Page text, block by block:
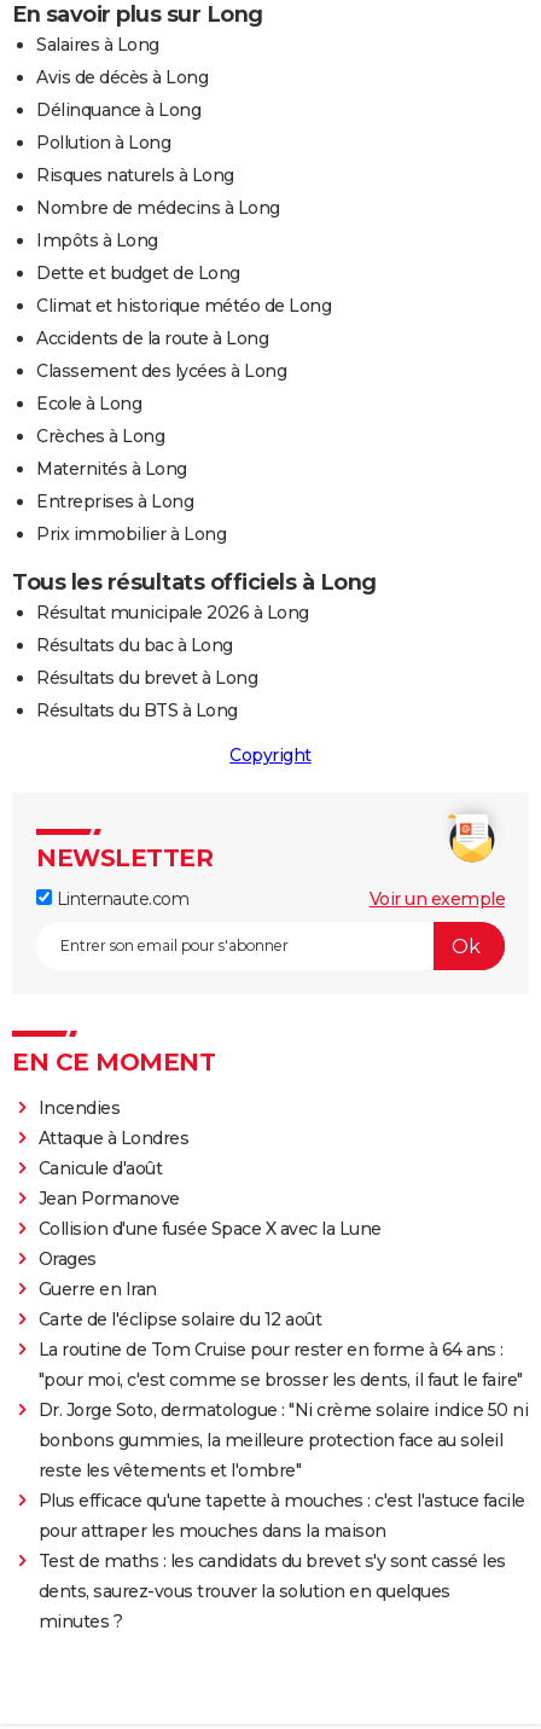
En savoir plus sur Long
Salaires à Long
Avis de décès à Long
Délinquance à Long
Pollution à Long
Risques naturels à Long
Nombre de médecins à Long
Impôts à Long
Dette et budget de Long
Climat et historique météo de Long
Accidents de la route à Long
Classement des lycées à Long
Ecole à Long
Crèches à Long
Maternités à Long
Entreprises à Long
Prix immobilier à Long
Tous les résultats officiels à Long
Résultat municipale 2026 à Long
Résultats du bac à Long
Résultats du brevet à Long
Résultats du BTS à Long
Copyright
NEWSLETTER
Linternaute.com Voir un exemple
EN CE MOMENT
Incendies
Attaque à Londres
Canicule d'août
Jean Pormanove
Collision d'une fusée Space X avec la Lune
Orages
Guerre en Iran
Carte de l'éclipse solaire du 12 août
La routine de Tom Cruise pour rester en forme à 64 ans :
"pour moi, c'est comme se brosser les dents, il faut le faire"
Dr. Jorge Soto, dermatologue : "Ni crème solaire indice 50 ni
bonbons gummies, la meilleure protection face au soleil
reste les vêtements et l'ombre"
Plus efficace qu'une tapette à mouches : c'est l'astuce facile
pour attraper les mouches dans la maison
Test de maths : les candidats du brevet s'y sont cassé les
dents, saurez-vous trouver la solution en quelques
minutes ?